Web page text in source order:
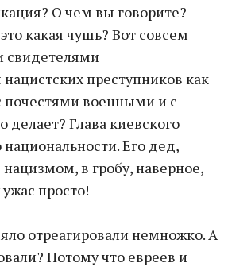
О чем вы говорите?
какая чушь? Вот совсем
преступников как
почестями военными и с
делает? Глава киевского
Его дед,
в гробу, наверное,
просто!
отреагировали немножко. А
Потому что евреев и